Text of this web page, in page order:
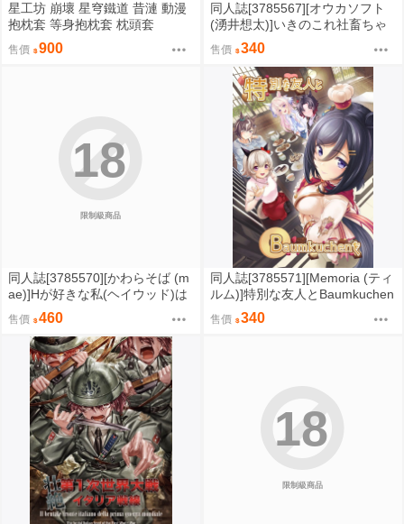
星工坊 崩壞 星穹鐵道 昔漣 動漫
抱枕套 等身抱枕套 枕頭套
售價 900
同人誌[3785567][オウカソフト
(湧井想太)]いきのこれ社畜ちゃ
ん# -2026 夏- (其他)
售價 340
限制級商品
18
同人誌[3785570][かわらそば (m
ae)]Hが好きな私(ヘイウッド)は
お嫌いですか (艦隊收藏)
售價 460
同人誌[3785571][Memoria (ティ
ルム)]特別な友人とBaumkuchen
を (Uma娘)
售價 340
限制級商品
18